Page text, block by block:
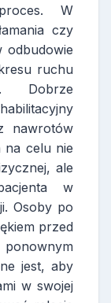
W
czy
odbudowie
ruchu
Dobrze
nawrotów
na celu nie
ale
w
Osoby po
przed
jest, aby
w swojej